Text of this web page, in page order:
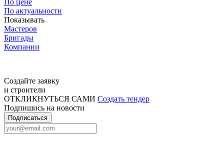
По цене
По актуальности
Показывать
Мастеров
Бригады
Компании
Создайте заявку
и строители
ОТКЛИКНУТЬСЯ САМИ Создать тендер
Подпишись на новости
Подписаться